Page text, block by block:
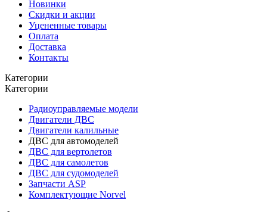
Новинки
Скидки и акции
Уцененные товары
Оплата
Доставка
Контакты
Категории
Категории
Радиоуправляемые модели
Двигатели ДВС
Двигатели калильные
ДВС для автомоделей
ДВС для вертолетов
ДВС для самолетов
ДВС для судомоделей
Запчасти ASP
Комплектующие Norvel